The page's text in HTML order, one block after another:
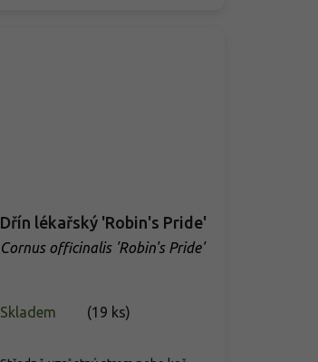
Dřín lékařský 'Robin's Pride'
Cornus officinalis 'Robin's Pride'
Skladem (19 ks)